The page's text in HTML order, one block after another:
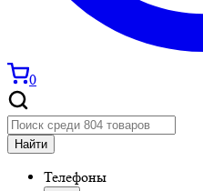
0
Найти
Телефоны